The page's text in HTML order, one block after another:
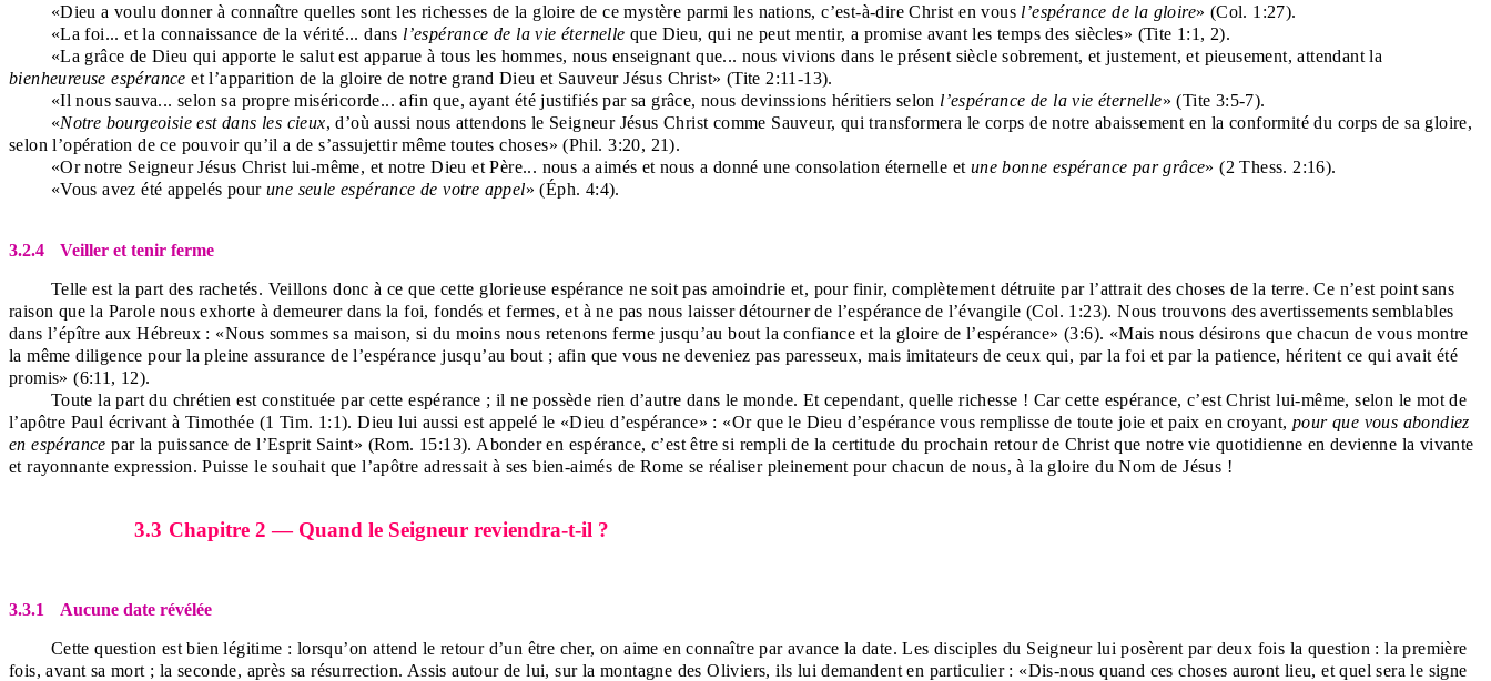
«Dieu a voulu donner à connaître quelles sont les richesses de la gloire de ce mystère parmi les nations, c’est-à-dire Christ en vous l’espérance de la gloire» (Col. 1:27).
«La foi... et la connaissance de la vérité... dans l’espérance de la vie éternelle que Dieu, qui ne peut mentir, a promise avant les temps des siècles» (Tite 1:1, 2).
«La grâce de Dieu qui apporte le salut est apparue à tous les hommes, nous enseignant que... nous vivions dans le présent siècle sobrement, et justement, et pieusement, attendant la
bienheureuse espérance et l’apparition de la gloire de notre grand Dieu et Sauveur Jésus Christ» (Tite 2:11-13).
«Il nous sauva... selon sa propre miséricorde... afin que, ayant été justifiés par sa grâce, nous devinssions héritiers selon l’espérance de la vie éternelle» (Tite 3:5-7).
«Notre bourgeoisie est dans les cieux, d’où aussi nous attendons le Seigneur Jésus Christ comme Sauveur, qui transformera le corps de notre abaissement en la conformité du corps de sa gloire,
selon l’opération de ce pouvoir qu’il a de s’assujettir même toutes choses» (Phil. 3:20, 21).
«Or notre Seigneur Jésus Christ lui-même, et notre Dieu et Père... nous a aimés et nous a donné une consolation éternelle et une bonne espérance par grâce» (2 Thess. 2:16).
«Vous avez été appelés pour une seule espérance de votre appel» (Éph. 4:4).
3.2.4 Veiller et tenir ferme
Telle est la part des rachetés. Veillons donc à ce que cette glorieuse espérance ne soit pas amoindrie et, pour finir, complètement détruite par l’attrait des choses de la terre. Ce n’est point sans
raison que la Parole nous exhorte à demeurer dans la foi, fondés et fermes, et à ne pas nous laisser détourner de l’espérance de l’évangile (Col. 1:23). Nous trouvons des avertissements semblables
dans l’épître aux Hébreux : «Nous sommes sa maison, si du moins nous retenons ferme jusqu’au bout la confiance et la gloire de l’espérance» (3:6). «Mais nous désirons que chacun de vous montre
la même diligence pour la pleine assurance de l’espérance jusqu’au bout ; afin que vous ne deveniez pas paresseux, mais imitateurs de ceux qui, par la foi et par la patience, héritent ce qui avait été
promis» (6:11, 12).
Toute la part du chrétien est constituée par cette espérance ; il ne possède rien d’autre dans le monde. Et cependant, quelle richesse ! Car cette espérance, c’est Christ lui-même, selon le mot de
l’apôtre Paul écrivant à Timothée (1 Tim. 1:1). Dieu lui aussi est appelé le «Dieu d’espérance» : «Or que le Dieu d’espérance vous remplisse de toute joie et paix en croyant,pour que vous abondiez
en espérance par la puissance de l’Esprit Saint» (Rom. 15:13). Abonder en espérance, c’est être si rempli de la certitude du prochain retour de Christ que notre vie quotidienne en devienne la vivante
et rayonnante expression. Puisse le souhait que l’apôtre adressait à ses bien-aimés de Rome se réaliser pleinement pour chacun de nous, à la gloire du Nom de Jésus !
3.3 Chapitre 2 — Quand le Seigneur reviendra-t-il ?
3.3.1 Aucune date révélée
Cette question est bien légitime : lorsqu’on attend le retour d’un être cher, on aime en connaître par avance la date. Les disciples du Seigneur lui posèrent par deux fois la question : la première
fois, avant sa mort ; la seconde, après sa résurrection. Assis autour de lui, sur la montagne des Oliviers, ils lui demandent en particulier : «Dis-nous quand ces choses auront lieu, et quel sera le signe